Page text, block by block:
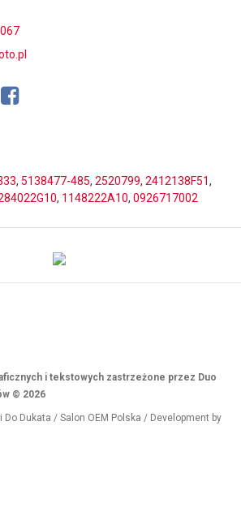
, 5138477-485, 2520799, 2412138F51,
, 1148222A10, 0926717002
i tekstowych zastrzeżone przez Duo
© 2026
Do Dukata / Salon OEM Polska / Development by